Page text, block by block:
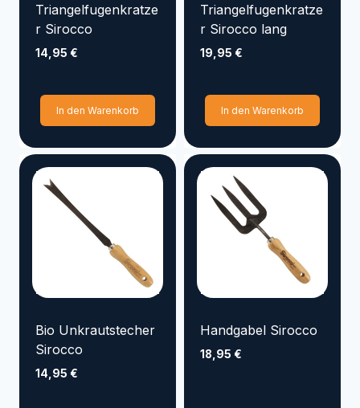
Triangelfugenkratze
r Sirocco
14,95 €
In den Warenkorb
Triangelfugenkratze
r Sirocco lang
19,95 €
In den Warenkorb
Bio Unkrautstecher
Sirocco
14,95 €
Handgabel Sirocco
18,95 €